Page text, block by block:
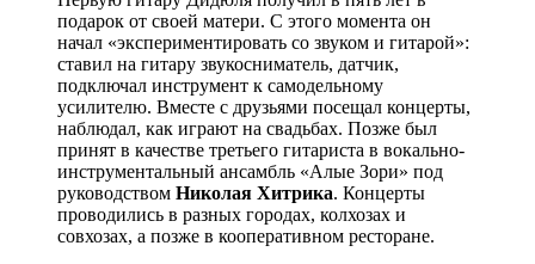
подарок от своей матери. С этого момента он
начал «экспериментировать со звуком и гитарой»:
ставил на гитару звукосниматель, датчик,
подключал инструмент к самодельному
усилителю. Вместе с друзьями посещал концерты,
наблюдал, как играют на свадьбах. Позже был
принят в качестве третьего гитариста в вокально-
инструментальный ансамбль «Алые Зори» под
руководством Николая Хитрика. Концерты
проводились в разных городах, колхозах и
совхозах, а позже в кооперативном ресторане.